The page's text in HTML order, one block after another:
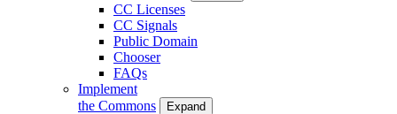
CC Licenses
CC Signals
Public Domain
Chooser
FAQs
Implement
the Commons
Expand